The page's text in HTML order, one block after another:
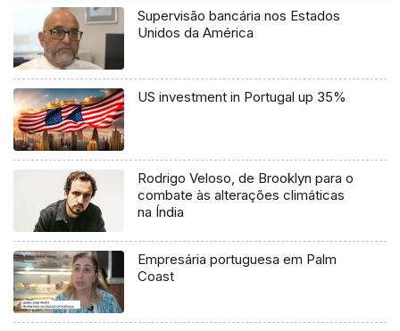
Supervisão bancária nos Estados
Unidos da América
US investment in Portugal up 35%
Rodrigo Veloso, de Brooklyn para o
combate às alterações climáticas
na Índia
Empresária portuguesa em Palm
Coast